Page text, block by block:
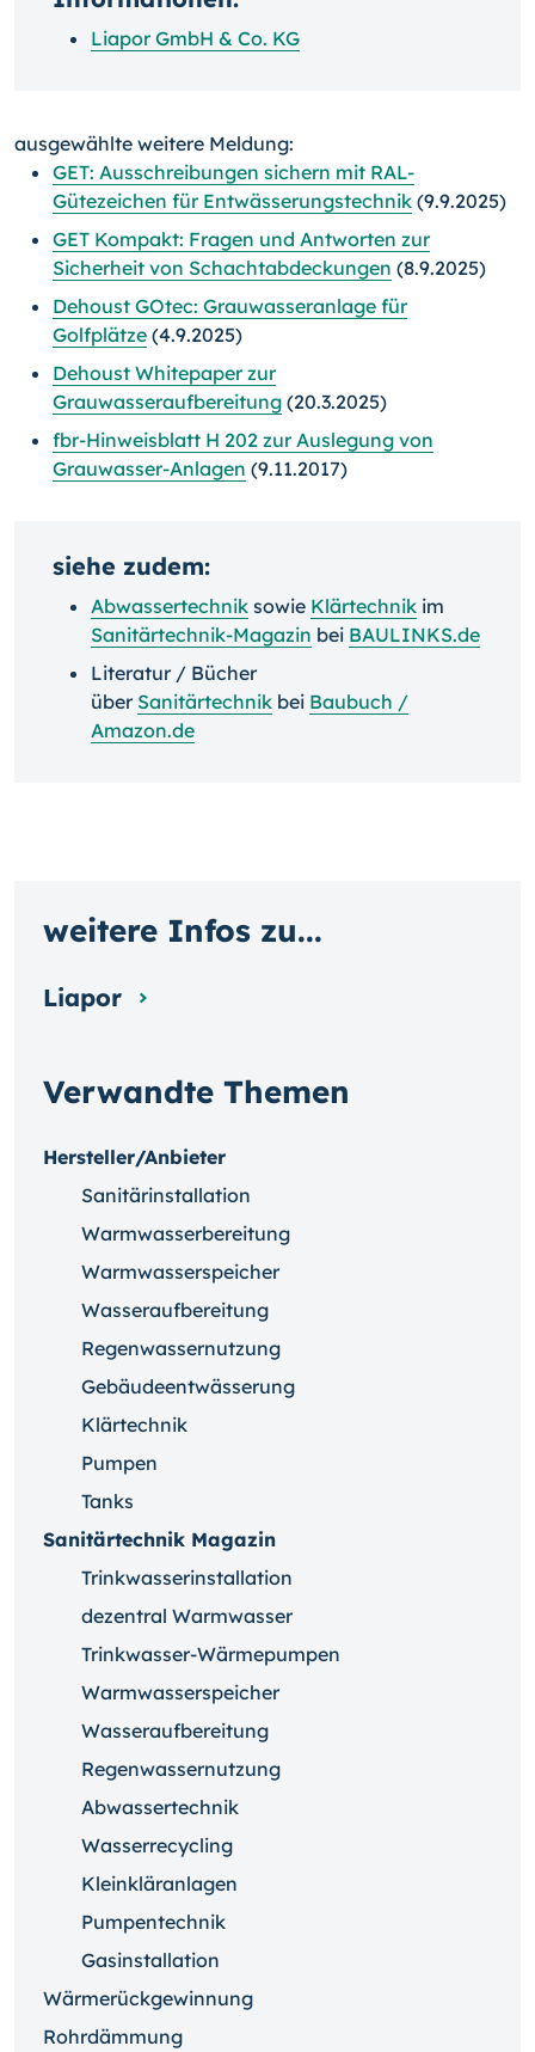
Liapor GmbH & Co. KG
ausgewählte weitere Meldung:
GET: Ausschreibungen sichern mit RAL-
Gütezeichen für Entwässerungstechnik (9.9.2025)
GET Kompakt: Fragen und Antworten zur
Sicherheit von Schachtabdeckungen (8.9.2025)
Dehoust GOtec: Grauwasseranlage für
Golfplätze (4.9.2025)
Dehoust Whitepaper zur
Grauwasseraufbereitung (20.3.2025)
fbr-Hinweisblatt H 202 zur Auslegung von
Grauwasser-Anlagen (9.11.2017)
siehe zudem:
Abwassertechnik sowie Klärtechnik im
Sanitärtechnik-Magazin bei BAULINKS.de
Literatur / Bücher
über Sanitärtechnik bei Baubuch /
Amazon.de
Verwandte Themen
Hersteller/Anbieter
Sanitärinstallation
Warmwasserbereitung
Warmwasserspeicher
Wasseraufbereitung
Regenwassernutzung
Gebäudeentwässerung
Klärtechnik
Pumpen
Tanks
Sanitärtechnik Magazin
Trinkwasserinstallation
dezentral Warmwasser
Trinkwasser-Wärmepumpen
Warmwasserspeicher
Wasseraufbereitung
Regenwassernutzung
Abwassertechnik
Wasserrecycling
Kleinkläranlagen
Pumpentechnik
Gasinstallation
Wärmerückgewinnung
Rohrdämmung
weitere Infos zu...
Liapor